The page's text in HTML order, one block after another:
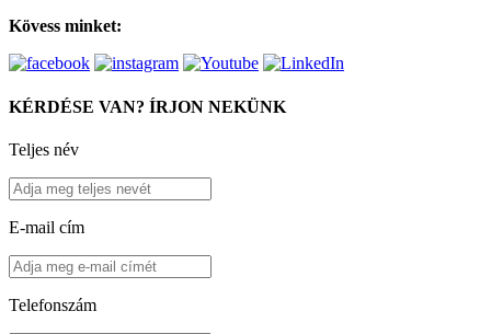
Kövess minket:
KÉRDÉSE VAN? ÍRJON NEKÜNK
Teljes név
E-mail cím
Telefonszám